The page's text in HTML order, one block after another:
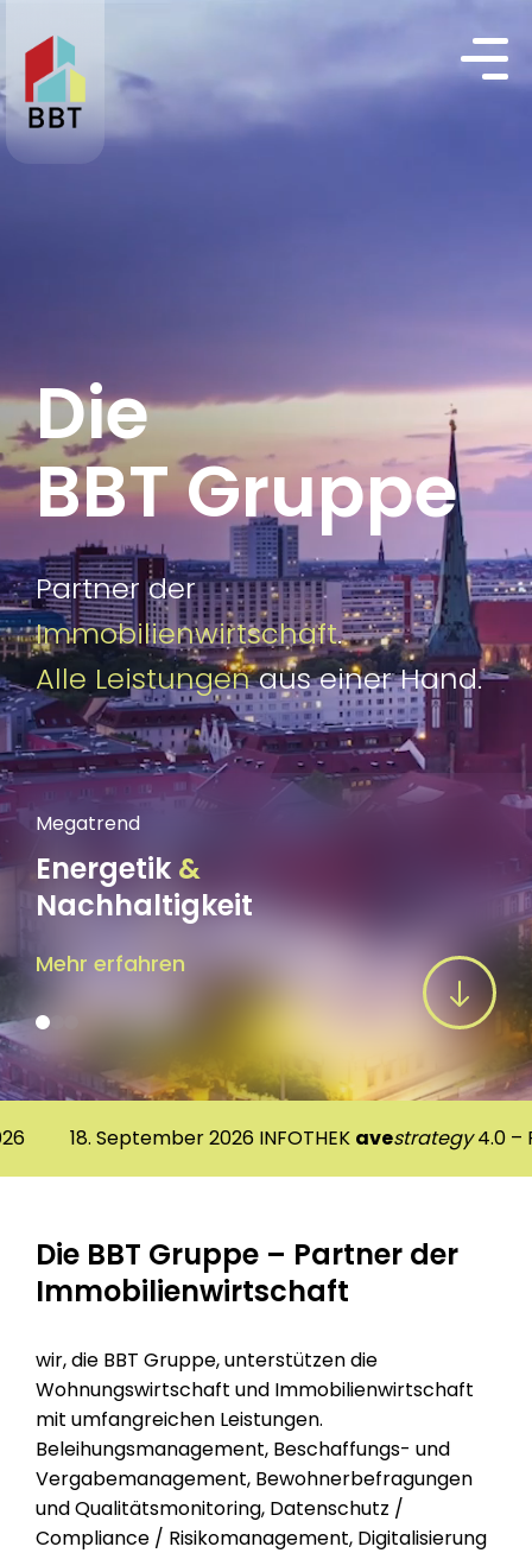
Die
BBT Gruppe
Partner der
Immobilienwirtschaft.
Alle Leistungenaus einer Hand.
Megatrend
Energetik &
Nachhaltigkeit
Mehr erfahren
Mehr
September 2026 INFOTHEKavestrategy4.0 –
Die BBT Gruppe – Partner der
Immobilienwirtschaft
wir, die BBT Gruppe, unterstützen die
Wohnungswirtschaft und Immobilienwirtschaft
mit umfangreichen Leistungen.
Beleihungsmanagement, Beschaffungs- und
Vergabemanagement, Bewohnerbefragungen
und Qualitätsmonitoring, Datenschutz /
Compliance / Risikomanagement, Digitalisierung